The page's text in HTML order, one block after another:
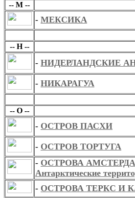
-- М --
- МЕКСИКА
-- Н --
- НИДЕРЛАНДСКИЕ
- НИКАРАГУА
-- О --
- ОСТРОВ ПАСХИ
- ОСТРОВ ТОРТУГА
- ОСТРОВА
Антарктические
- ОСТРОВА ТЕРКС И